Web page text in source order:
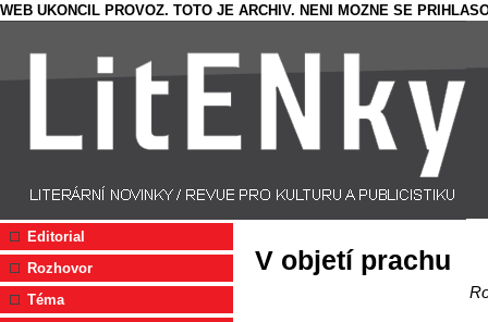
WEB UKONCIL PROVOZ. TOTO JE ARCHIV. NENI MOZNE SE
Editorial
Rozhovor
Téma
V objetí prachu